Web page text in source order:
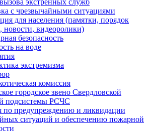
экстренных служб
с чрезвычайными ситуациями
для населения (памятки, порядок
новости, видеоролики)
безопасность
на воде
экстремизма
комиссия
городское звено Свердловской
подсистемы РСЧС
по предупреждению и ликвидации
ситуаций и обеспечению пожарной